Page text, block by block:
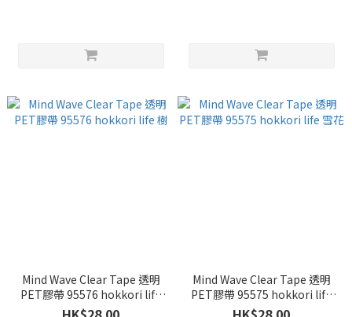
Mind Wave Clear Tape 透明
PET膠帶 95576 hokkori life
樹
Mind Wave Clear Tape 透明
PET膠帶 95575 hokkori life
雪花